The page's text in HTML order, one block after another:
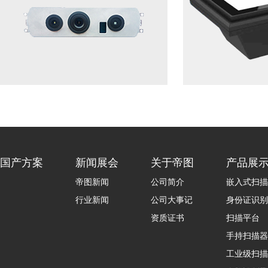
国产方案 新闻展会
帝图新闻
行业新闻
关于帝图
公司简介
公司大事记
资质证书
产品展
嵌入式扫
身份证识
扫描平台
手持扫描器
工业级扫描